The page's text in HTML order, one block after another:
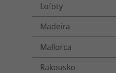
Lofoty
Madeira
Mallorca
Rakousko